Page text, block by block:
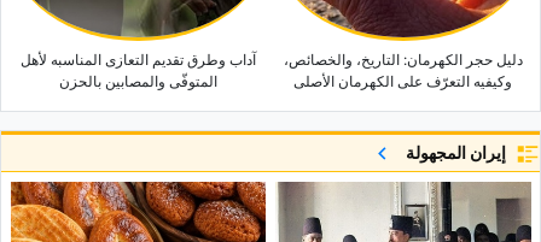
دلیل حجر الکهرمان: التاریخ، والخصائص،
وکیفیه التعرّف على الکهرمان الأصلی
آداب وطرق تقدیم التعازی المناسبه لأهل
المتوفّى والمصابین بالحزن
إيران المجهولة